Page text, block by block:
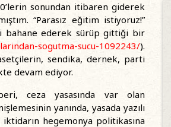
sonundan itibaren giderek
“Parasız eğitim istiyoruz!”
bahane ederek sürüp gittiği bir
sogutma-sucu-1092243/).
sendika, dernek, parti
devam ediyor.
ceza yasasında var olan
yanında, yasada yazılı
hegemonya politikasına